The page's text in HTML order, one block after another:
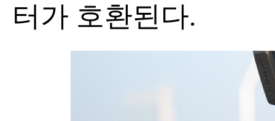
터가 호환된다.